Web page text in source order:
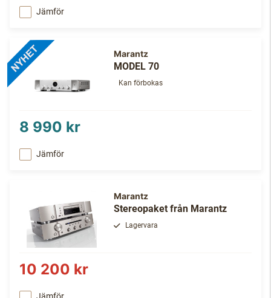
Jämför
Marantz
MODEL 70
Kan förbokas
8 990 kr
Jämför
Marantz
Stereopaket från Marantz
Lagervara
10 200 kr